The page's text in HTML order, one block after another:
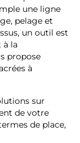
une ligne
pelage et
un outil est
à la
propose
à
sur
de votre
de place,